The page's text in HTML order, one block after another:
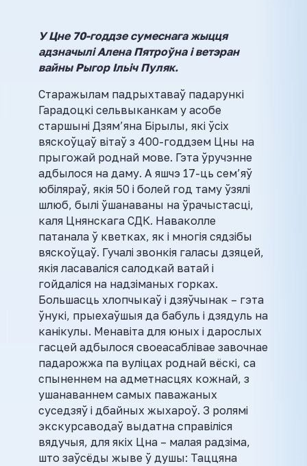
У Цне 70-годдзе сумеснага жыцця
адзначылі Алена Пятроўна і ветэран
вайны Рыгор Ільіч Пуляк.
Старажылам падрыхтаваў падарункі
Гарадоцкі сельвыканкам у асобе
старшыні Дзям’яна Бірылы, які ўсіх
вяскоўцаў вітаў з 400-годдзем Цны на
прыгожай роднай мове. Гэта ўручэнне
адбылося на даму. А яшчэ 17-ць сем’яў
юбіляраў, якія 50 і болей год таму ўзялі
шлюб, былі ўшанаваны на ўрачыстасці,
каля Цнянскага СДК. Наваколле
патанала ў кветках, як і многія сядзібы
вяскоўцаў. Гучалі звонкія галасы дзяцей,
якія ласаваліся салодкай ватай і
гойдаліся на надзіманых горках.
Большасць хлопчыкаў і дзяўчынак – гэта
ўнукі, прыехаўшыя да бабуль і дзядуль на
канікулы. Менавіта для юных і дарослых
гасцей адбылося своеасаблівае завочнае
падарожжа па вуліцах роднай вёскі, са
спыненнем на адметнасцях кожнай, з
ушанаваннем самых паважаных
суседзяў і дбайных жыхароў. З ролямі
экскурсаводаў выдатна справіліся
вядучыя, для якіх Цна – малая радзіма,
што заўсёды жыве ў душы: Таццяна